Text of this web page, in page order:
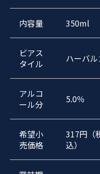
内容量 350ml
ビアス
タイル
ハーバ
アルコ
ール分
5.0％
希望小
売価格
317円（
込）